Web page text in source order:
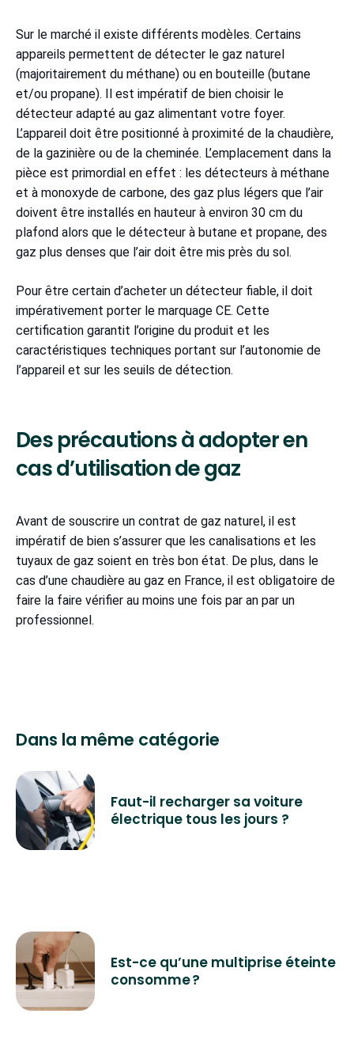
Sur le marché il existe différents modèles. Certains
appareils permettent de détecter le gaz naturel
(majoritairement du méthane) ou en bouteille (butane
et/ou propane). Il est impératif de bien choisir le
détecteur adapté au gaz alimentant votre foyer.
L’appareil doit être positionné à proximité de la chaudière,
de la gazinière ou de la cheminée. L’emplacement dans la
pièce est primordial en effet : les détecteurs à méthane
et à monoxyde de carbone, des gaz plus légers que l’air
doivent être installés en hauteur à environ 30 cm du
plafond alors que le détecteur à butane et propane, des
gaz plus denses que l’air doit être mis près du sol.
Pour être certain d’acheter un détecteur fiable, il doit
impérativement porter le marquage CE. Cette
certification garantit l’origine du produit et les
caractéristiques techniques portant sur l’autonomie de
l’appareil et sur les seuils de détection.
Des précautions à adopter en
cas d’utilisation de gaz
Avant de souscrire un contrat de gaz naturel, il est
impératif de bien s’assurer que les canalisations et les
tuyaux de gaz soient en très bon état. De plus, dans le
cas d’une chaudière au gaz en France, il est obligatoire de
faire la faire vérifier au moins une fois par an par un
professionnel.
Dans la même catégorie
Faut-il recharger sa voiture
électrique tous les jours ?
Est-ce qu’une multiprise éteinte
consomme ?